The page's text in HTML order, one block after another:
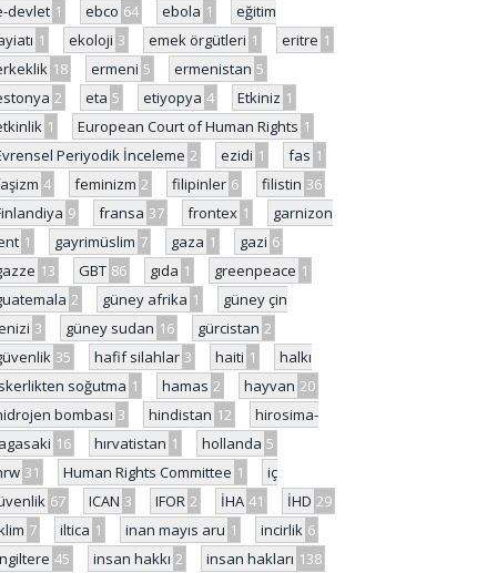
devlet 1 ebco 64 ebola 1
eğitim
1 ekoloji 3 emek örgütleri 1 eritre 1
18 ermeni 5 ermenistan 5
2 eta 5 etiyopya 4 Etkiniz 1
1 European Court of Human Rights 1
Periyodik İnceleme 2 ezidi 1 fas 1
4 feminizm 2 filipinler 6 filistin 36
9 fransa 37 frontex 1
garnizon
1 gayrimüslim 7 gaza 1 gazi 6
13 GBT 86 gıda 1 greenpeace 1
2 güney afrika 1
güney çin
3 güney sudan 16 gürcistan 2
35 hafif silahlar 3 haiti 1
halkı
soğutma 1 hamas 2 hayvan 20
bombası 3 hindistan 12
hirosima-
16 hırvatistan 1 hollanda 5
31 Human Rights Committee 1
iç
67 ICAN 3 IFOR 2 İHA 41 İHD 29
7 iltica 1 inan mayıs aru 1 incirlik 6
45 insan hakkı 2 insan hakları 138